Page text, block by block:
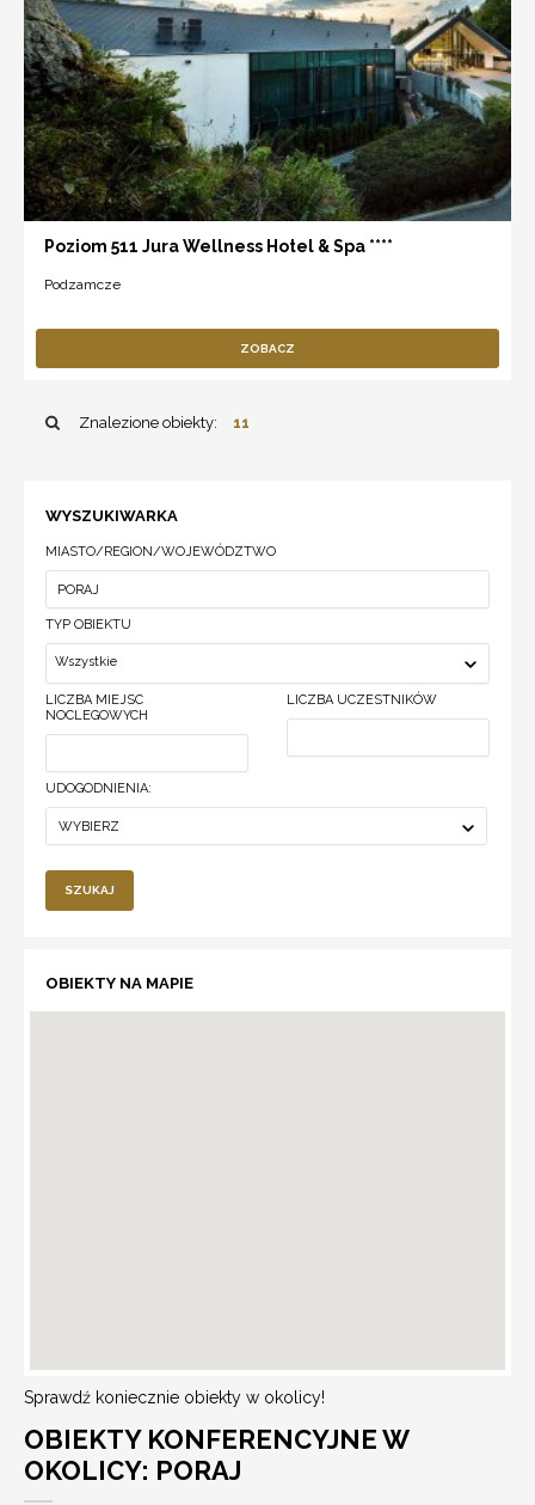
Poziom 511 Jura Wellness Hotel & Spa ****
Podzamcze
ZOBACZ
Znalezione obiekty: 11
WYSZUKIWARKA
MIASTO/REGION/WOJEWÓDZTWO
TYP OBIEKTU
Wszystkie
LICZBA MIEJSC
NOCLEGOWYCH
LICZBA UCZESTNIKÓW
UDOGODNIENIA:
WYBIERZ
SZUKAJ
OBIEKTY NA MAPIE
Sprawdź koniecznie obiekty w okolicy!
OBIEKTY KONFERENCYJNE W
OKOLICY: PORAJ